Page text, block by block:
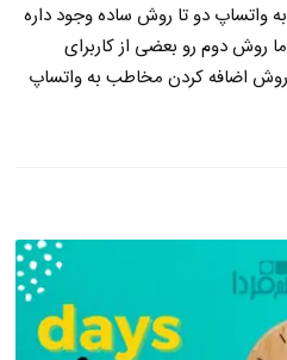
واتساپ دو تا روش ساده وجود داره
روش دوم رو بعضی از کاربرای
اضافه کردن مخاطب به واتساپ